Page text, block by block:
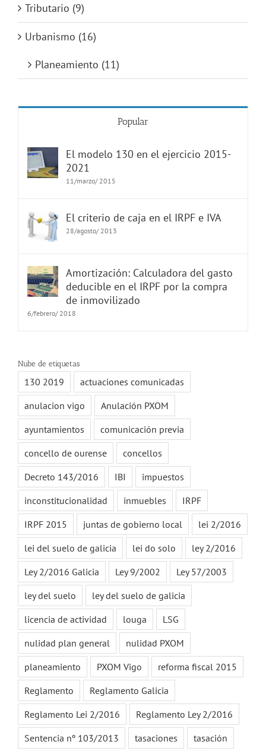
Tributario (9)
Urbanismo (16)
Planeamiento (11)
Popular
El modelo 130 en el ejercicio 2015-
2021
11/marzo/ 2015
El criterio de caja en el IRPF e IVA
28/agosto/ 2013
Amortización: Calculadora del gasto
deducible en el IRPF por la compra
de inmovilizado
6/febrero/ 2018
Nube de etiquetas
130 2019
actuaciones comunicadas
anulacion vigo
Anulación PXOM
ayuntamientos
comunicación previa
concello de ourense
concellos
Decreto 143/2016
IBI
impuestos
inconstitucionalidad
inmuebles
IRPF
IRPF 2015
juntas de gobierno local
lei 2/2016
lei del suelo de galicia
lei do solo
ley 2/2016
Ley 2/2016 Galicia
Ley 9/2002
Ley 57/2003
ley del suelo
ley del suelo de galicia
licencia de actividad
louga
LSG
nulidad plan general
nulidad PXOM
planeamiento
PXOM Vigo
reforma fiscal 2015
Reglamento
Reglamento Galicia
Reglamento Lei 2/2016
Reglamento Ley 2/2016
Sentencia nº 103/2013
tasaciones
tasación